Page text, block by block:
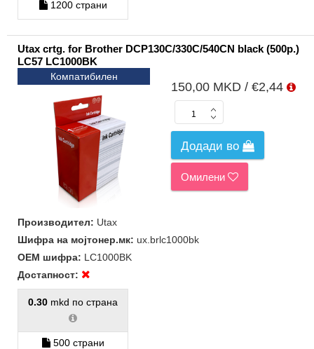
1200 страни
Utax crtg. for Brother DCP130C/330C/540CN black (500p.)
LC57 LC1000BK
Компатибилен
150,00 MKD / €2,44
Додади во
Омилени
Производител: Utax
Шифра на мојтонер.мк: ux.brlc1000bk
ОЕМ шифра: LC1000BK
Достапност:
0.30 mkd по страна
500 страни